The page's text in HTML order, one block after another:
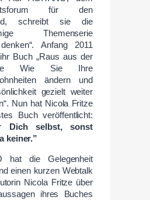
für den
schreibt sie die
Themenserie
Anfang 2011
Buch „Raus aus der
Wie Sie Ihre
ändern und
gezielt weiter
Nun hat Nicola Fritze
Buch veröffentlicht:
Dich selbst, sonst
keiner.”
hat die Gelegenheit
einen kurzen Webtalk
Nicola Fritze über
ihres Buches